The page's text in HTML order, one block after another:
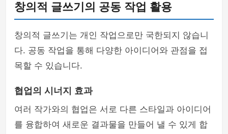
창의적 글쓰기의 공동 작업 활용
창의적 글쓰기는 개인 작업으로만 국한되지 않습니
다. 공동 작업을 통해 다양한 아이디어와 관점을 접
목할 수 있습니다.
협업의 시너지 효과
여러 작가와의 협업은 서로 다른 스타일과 아이디어
를 융합하여 새로운 결과물을 만들어 낼 수 있게 합